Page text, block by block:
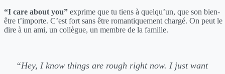
“I care about you” exprime que tu tiens à quelqu’un, que son bien-
être t’importe. C’est fort sans être romantiquement chargé. On peut le
dire à un ami, un collègue, un membre de la famille.
“Hey, I know things are rough right now. I just want